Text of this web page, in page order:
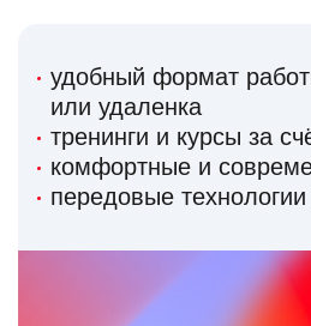
удобный формат
или удаленка
тренинги и курсы за
комфортные и
передовые технологии